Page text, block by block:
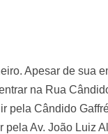
Apesar de sua
na Rua
pela Cândido
Av. João Luiz